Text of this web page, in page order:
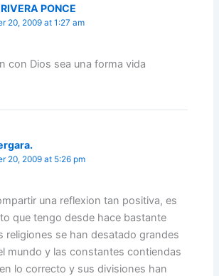
PONCE
20, 2009 at 1:27 am
con Dios sea una forma vida
20, 2009 at 5:26 pm
una reflexion tan positiva, es
que tengo desde hace bastante
religiones se han desatado grandes
mundo y las constantes contiendas
lo correcto y sus divisiones han